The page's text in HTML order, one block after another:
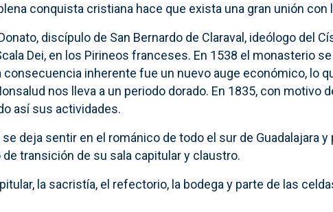
conquista cristiana hace que exista una gran unión con
discípulo de San Bernardo de Claraval, ideólogo del
Dei, en los Pirineos franceses. En 1538 el monasterio
inherente fue un nuevo auge económico, lo
nos lleva a un periodo dorado. En 1835, con
así sus actividades.
deja sentir en el románico de todo el sur de Guadalajara
transición de su sala capitular y claustro.
la sacristía, el refectorio, la bodega y parte de las